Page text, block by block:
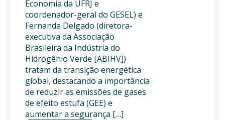
Economia da UFRJ e
coordenador-geral do GESEL) e
Fernanda Delgado (diretora-
executiva da Associação
Brasileira da Indústria do
Hidrogênio Verde [ABIHV])
tratam da transição energética
global, destacando a importância
de reduzir as emissões de gases
de efeito estufa (GEE) e
aumentar a segurança […]